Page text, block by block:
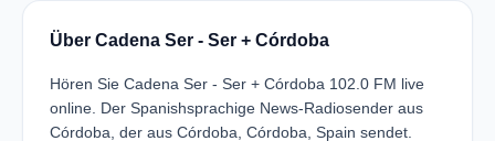
Über Cadena Ser - Ser + Córdoba
Hören Sie Cadena Ser - Ser + Córdoba 102.0 FM live
online. Der Spanishsprachige News-Radiosender aus
Córdoba, der aus Córdoba, Córdoba, Spain sendet.